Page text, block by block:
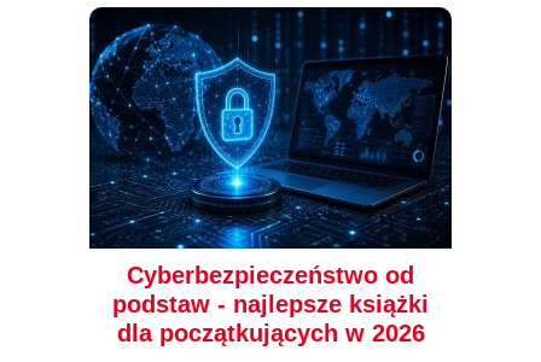
Cyberbezpieczeństwo od
podstaw - najlepsze książki
dla początkujących w 2026